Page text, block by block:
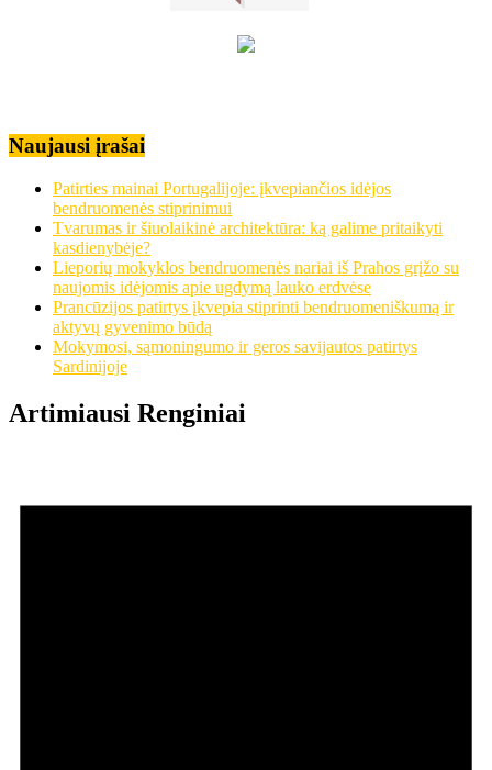
Naujausi įrašai
Patirties mainai Portugalijoje: įkvepiančios idėjos
bendruomenės stiprinimui
Tvarumas ir šiuolaikinė architektūra: ką galime pritaikyti
kasdienybėje?
Lieporių mokyklos bendruomenės nariai iš Prahos grįžo su
naujomis idėjomis apie ugdymą lauko erdvėse
Prancūzijos patirtys įkvepia stiprinti bendruomeniškumą ir
aktyvų gyvenimo būdą
Mokymosi, sąmoningumo ir geros savijautos patirtys
Sardinijoje
Artimiausi Renginiai